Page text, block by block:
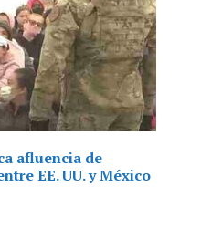
afluencia de
EE. UU. y México